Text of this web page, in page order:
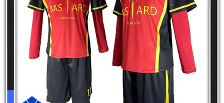
0 sur 300 caractères maximum.